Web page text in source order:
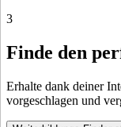
3
Finde den
Erhalte dank deiner
vorgeschlagen und